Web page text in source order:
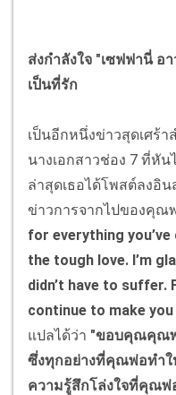
ส่งกำลังใจ "เซฟฟานี่ อ
เป็นที่รัก
เป็นอีกหนึ่งข่าวสุดเศร้า
นางเอกสาวช่อง 7 ที่หัน
ล่าสุดเธอได้โพสต์ลงอิ
ข่าวการจากไปของคุ
for everything
the tough love. I’m
didn’t have to suffer.
continue to make
แปลได้ว่า "ขอบคุณคุณพ่
ซึ่งทุกอย่างที่คุณพ่อทำใ
ความรู้สึกโล่งใจที่คุณพ่